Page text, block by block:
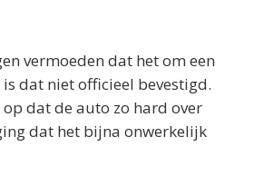
vermoeden dat het om een
is dat niet officieel bevestigd.
dat de auto zo hard over
dat het bijna onwerkelijk